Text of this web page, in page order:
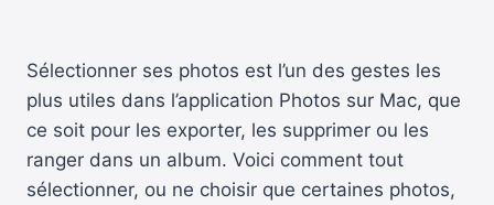
Sélectionner ses photos est l’un des gestes les
plus utiles dans l’application Photos sur Mac, que
ce soit pour les exporter, les supprimer ou les
ranger dans un album. Voici comment tout
sélectionner, ou ne choisir que certaines photos,